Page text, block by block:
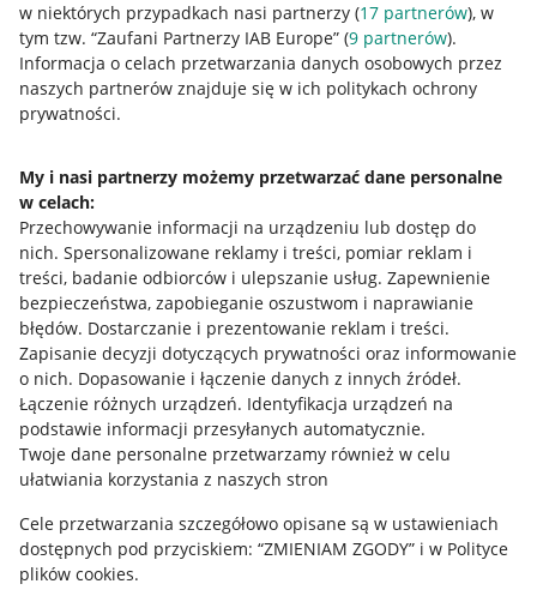
w niektórych przypadkach nasi partnerzy (17 partnerów), w
tym tzw. “Zaufani Partnerzy IAB Europe” (9 partnerów).
Informacja o celach przetwarzania danych osobowych przez
naszych partnerów znajduje się w ich politykach ochrony
prywatności.
My i nasi partnerzy możemy przetwarzać dane personalne
w celach:
Przechowywanie informacji na urządzeniu lub dostęp do
nich. Spersonalizowane reklamy i treści, pomiar reklam i
treści, badanie odbiorców i ulepszanie usług. Zapewnienie
bezpieczeństwa, zapobieganie oszustwom i naprawianie
błędów. Dostarczanie i prezentowanie reklam i treści.
Zapisanie decyzji dotyczących prywatności oraz informowanie
o nich. Dopasowanie i łączenie danych z innych źródeł.
Łączenie różnych urządzeń. Identyfikacja urządzeń na
podstawie informacji przesyłanych automatycznie.
Twoje dane personalne przetwarzamy również w celu
ułatwiania korzystania z naszych stron
Cele przetwarzania szczegółowo opisane są w ustawieniach
dostępnych pod przyciskiem: “ZMIENIAM ZGODY” i w Polityce
plików cookies.
Przydatne informacje
Jak to działa
Allegro Gadane dla sprzedających
Allegro Gadane dla kupujących
Mapa miejscowości
Informacje prawne
Regulamin
Polityka plików "cookies"
Ustawienia plików "cookies"
Udostępnianie lokalizacji
Informacje dla Aktu o Usługach Cyfrowych